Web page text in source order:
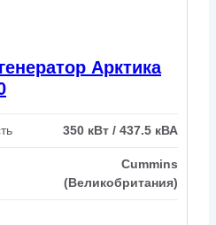
Арктика
350 кВт / 437.5 кВА
Cummins
(Великобритания)